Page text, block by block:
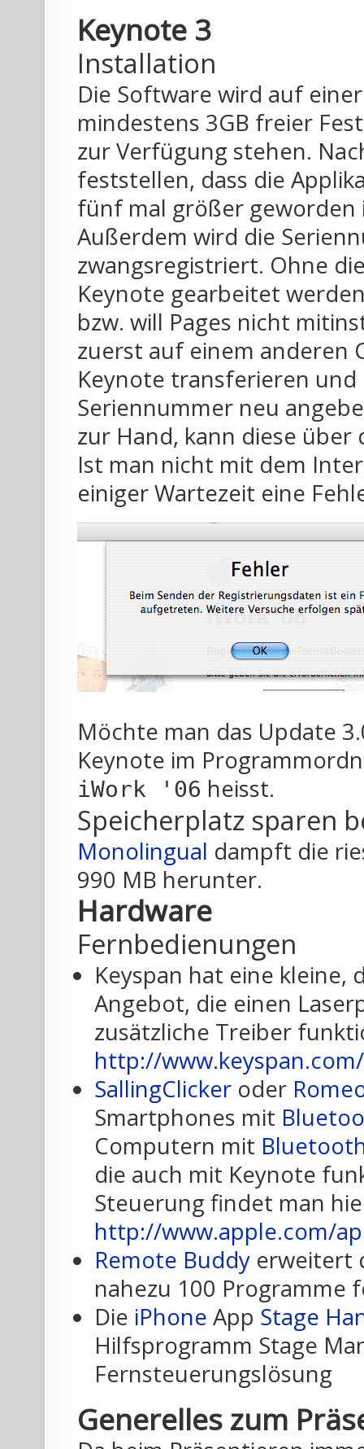
Keynote 3
Installation
Die Software wird auf
mindestens 3GB freier
zur Verfügung stehen.
feststellen, dass die
fünf mal größer geworden
Außerdem wird die
zwangsregistriert. Ohne
Keynote gearbeitet
bzw. will Pages nicht
zuerst auf einem anderen
Keynote transferieren und
Seriennummer neu
zur Hand, kann diese
Ist man nicht mit dem
einiger Wartezeit eine
Möchte man das Update
Keynote im
iWork '06 heisst.
Speicherplatz sparen
Monolingual dampft die
990 MB herunter.
Hardware
Fernbedienungen
Keyspan hat eine
Angebot, die einen
zusätzliche Treiber
http://
SallingClicker oder
Smartphones mit
Computern mit
die auch mit Keynote
Steuerung findet man
http://www.apple.com/
Remote Buddy erweitert
nahezu 100 Programme
Die iPhone App Stage
Hilfsprogramm Stage
Fernsteuerungslösung
Generelles zum